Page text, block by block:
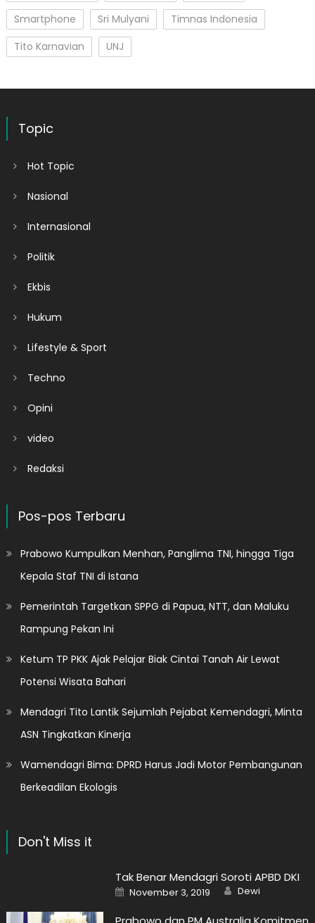
Smartphone
Sri Mulyani
Timnas Indonesia
Tito Karnavian
UNJ
Topic
Hot Topic
Nasional
Internasional
Politik
Ekbis
Hukum
Lifestyle & Sport
Techno
Opini
video
Redaksi
Pos-pos Terbaru
Prabowo Kumpulkan Menhan, Panglima TNI, hingga Tiga
Kepala Staf TNI di Istana
Pemerintah Targetkan SPPG di Papua, NTT, dan Maluku
Rampung Pekan Ini
Ketum TP PKK Ajak Pelajar Biak Cintai Tanah Air Lewat
Potensi Wisata Bahari
Mendagri Tito Lantik Sejumlah Pejabat Kemendagri, Minta
ASN Tingkatkan Kinerja
Wamendagri Bima: DPRD Harus Jadi Motor Pembangunan
Berkeadilan Ekologis
Don't Miss it
Tak Benar Mendagri Soroti APBD DKI
Posted
on
November 3, 2019 Author
Dewi